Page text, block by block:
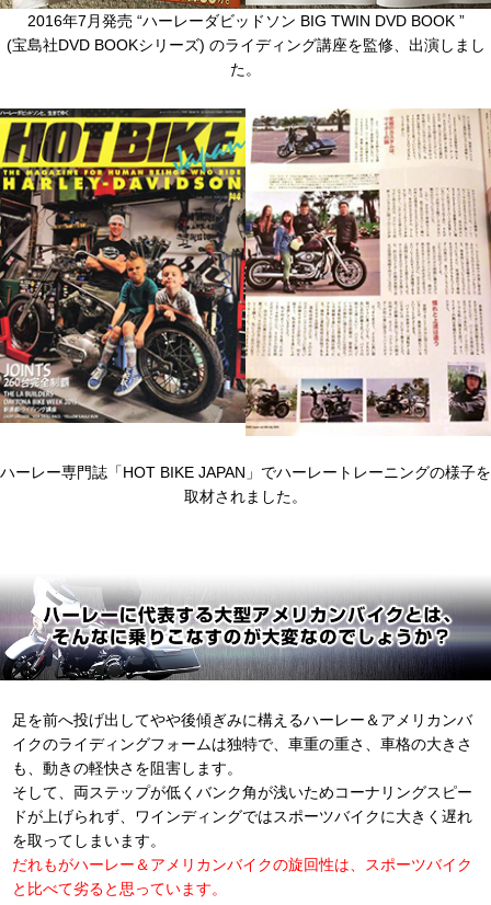
2016年7月発売 “ハーレーダビッドソン BIG TWIN DVD BOOK ”
(宝島社DVD BOOKシリーズ) のライディング講座を監修、出演しまし
た。
ハーレー専門誌「HOT BIKE JAPAN」でハーレートレーニングの様子を
取材されました。
足を前へ投げ出してやや後傾ぎみに構えるハーレー＆アメリカンバ
イクのライディングフォームは独特で、車重の重さ、車格の大きさ
も、動きの軽快さを阻害します。
そして、両ステップが低くバンク角が浅いためコーナリングスピー
ドが上げられず、ワインディングではスポーツバイクに大きく遅れ
を取ってしまいます。
だれもがハーレー＆アメリカンバイクの旋回性は、スポーツバイク
と比べて劣ると思っています。